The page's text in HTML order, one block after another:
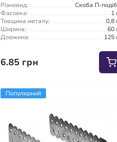
Різновид:
Скоба П-
Фасовка:
1
Товщина металу:
0,8
Ширина:
60
Довжина:
125
6.85 грн
Популярний